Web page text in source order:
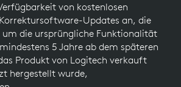
von kostenlosen
Updates an, die
die ursprüngliche Funktionalität
5 Jahre ab dem späteren
Produkt von Logitech verkauft
hergestellt wurde,